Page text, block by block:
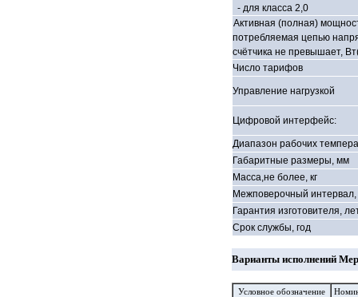
- для класса 2,0
Активная (полная)
потребляемая цепью
счётчика не превышает,
Число тарифов
Управление нагрузкой
Цифровой интерфейс:
Диапазон рабочих
Габаритные размеры, мм
Масса,не более, кг
Межповерочный интервал,
Гарантия изготовителя,
Срок службы, год
Варианты исполнений
Условное обозначение